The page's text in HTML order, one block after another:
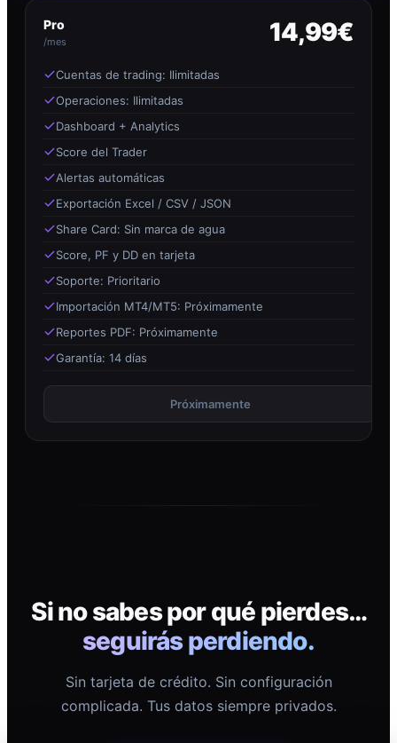
Pro
/mes 14,99€
Cuentas de trading: Ilimitadas
Operaciones: Ilimitadas
Dashboard + Analytics
Score del Trader
Alertas automáticas
Exportación Excel / CSV / JSON
Share Card: Sin marca de agua
Score, PF y DD en tarjeta
Soporte: Prioritario
Importación MT4/MT5: Próximamente
Reportes PDF: Próximamente
Garantía: 14 días
Próximamente
Si no sabes por qué pierdes…
seguirás perdiendo.
Sin tarjeta de crédito. Sin configuración
complicada. Tus datos siempre privados.